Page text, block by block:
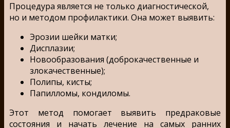
Процедура является не только диагностической,
но и методом профилактики. Она может выявить:
Эрозии шейки матки;
Дисплазии;
Новообразования (доброкачественные и
злокачественные);
Полипы, кисты;
Папилломы, кондиломы.
Этот метод помогает выявить предраковые
состояния и начать лечение на самых ранних